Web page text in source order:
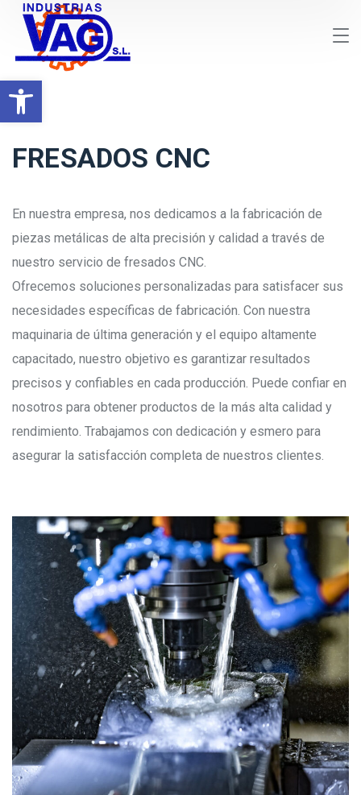
Abrir barra de herramientas
FRESADOS CNC
En nuestra empresa, nos dedicamos a la fabricación de
piezas metálicas de alta precisión y calidad a través de
nuestro servicio de fresados CNC.
Ofrecemos soluciones personalizadas para satisfacer sus
necesidades específicas de fabricación. Con nuestra
maquinaria de última generación y el equipo altamente
capacitado, nuestro objetivo es garantizar resultados
precisos y confiables en cada producción. Puede confiar en
nosotros para obtener productos de la más alta calidad y
rendimiento. Trabajamos con dedicación y esmero para
asegurar la satisfacción completa de nuestros clientes.